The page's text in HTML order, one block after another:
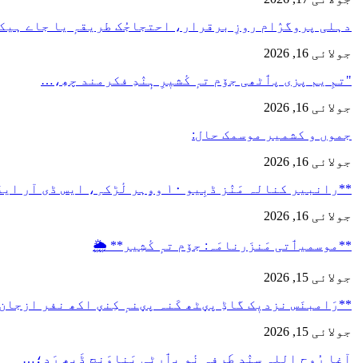
دہلی پروگرٛام روزِ برقرار، احتجاجُک طریقہٕ یا جاے
جولائی 16, 2026
"تمِ یم پزی پٲٹھی جۆم تہٕ کٔشیٖرِ ہٕنٛدِ فکرمند چھِ،…
جولائی 16, 2026
جموں و کشمیر موسمک حال:
جولائی 16, 2026
**رانبیر کنالہ مَنٛز ڈبِیو ۱۰ وۄہر لٔڑکہِ، ایس ڈی آر ایفَن…
جولائی 16, 2026
**موسمیٲتی مَنزَرنامَہ: جۆم تہٕ کٔشِیر** 🌦️
جولائی 15, 2026
**رَامبنَس نزدیٖک گاڈِ پؠٹھ کَنہ پؠنہٕ کِنؠ اکھ نفر
جولائی 15, 2026
آغا رُوح اللہ سٕنٛدِ طَرفہٕ نٔو پٲرٹی بَناوَنچ ڈَپھ رَد؛…